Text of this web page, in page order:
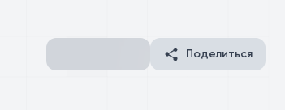
Поделиться